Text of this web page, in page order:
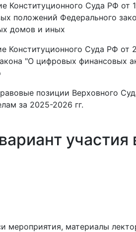
Конституционного Суда РФ
положений Федерального
домов и иных
Конституционного Суда РФ
"О цифровых финансовых
позиции Верховного
за 2025-2026 гг.
мероприятия, материалы